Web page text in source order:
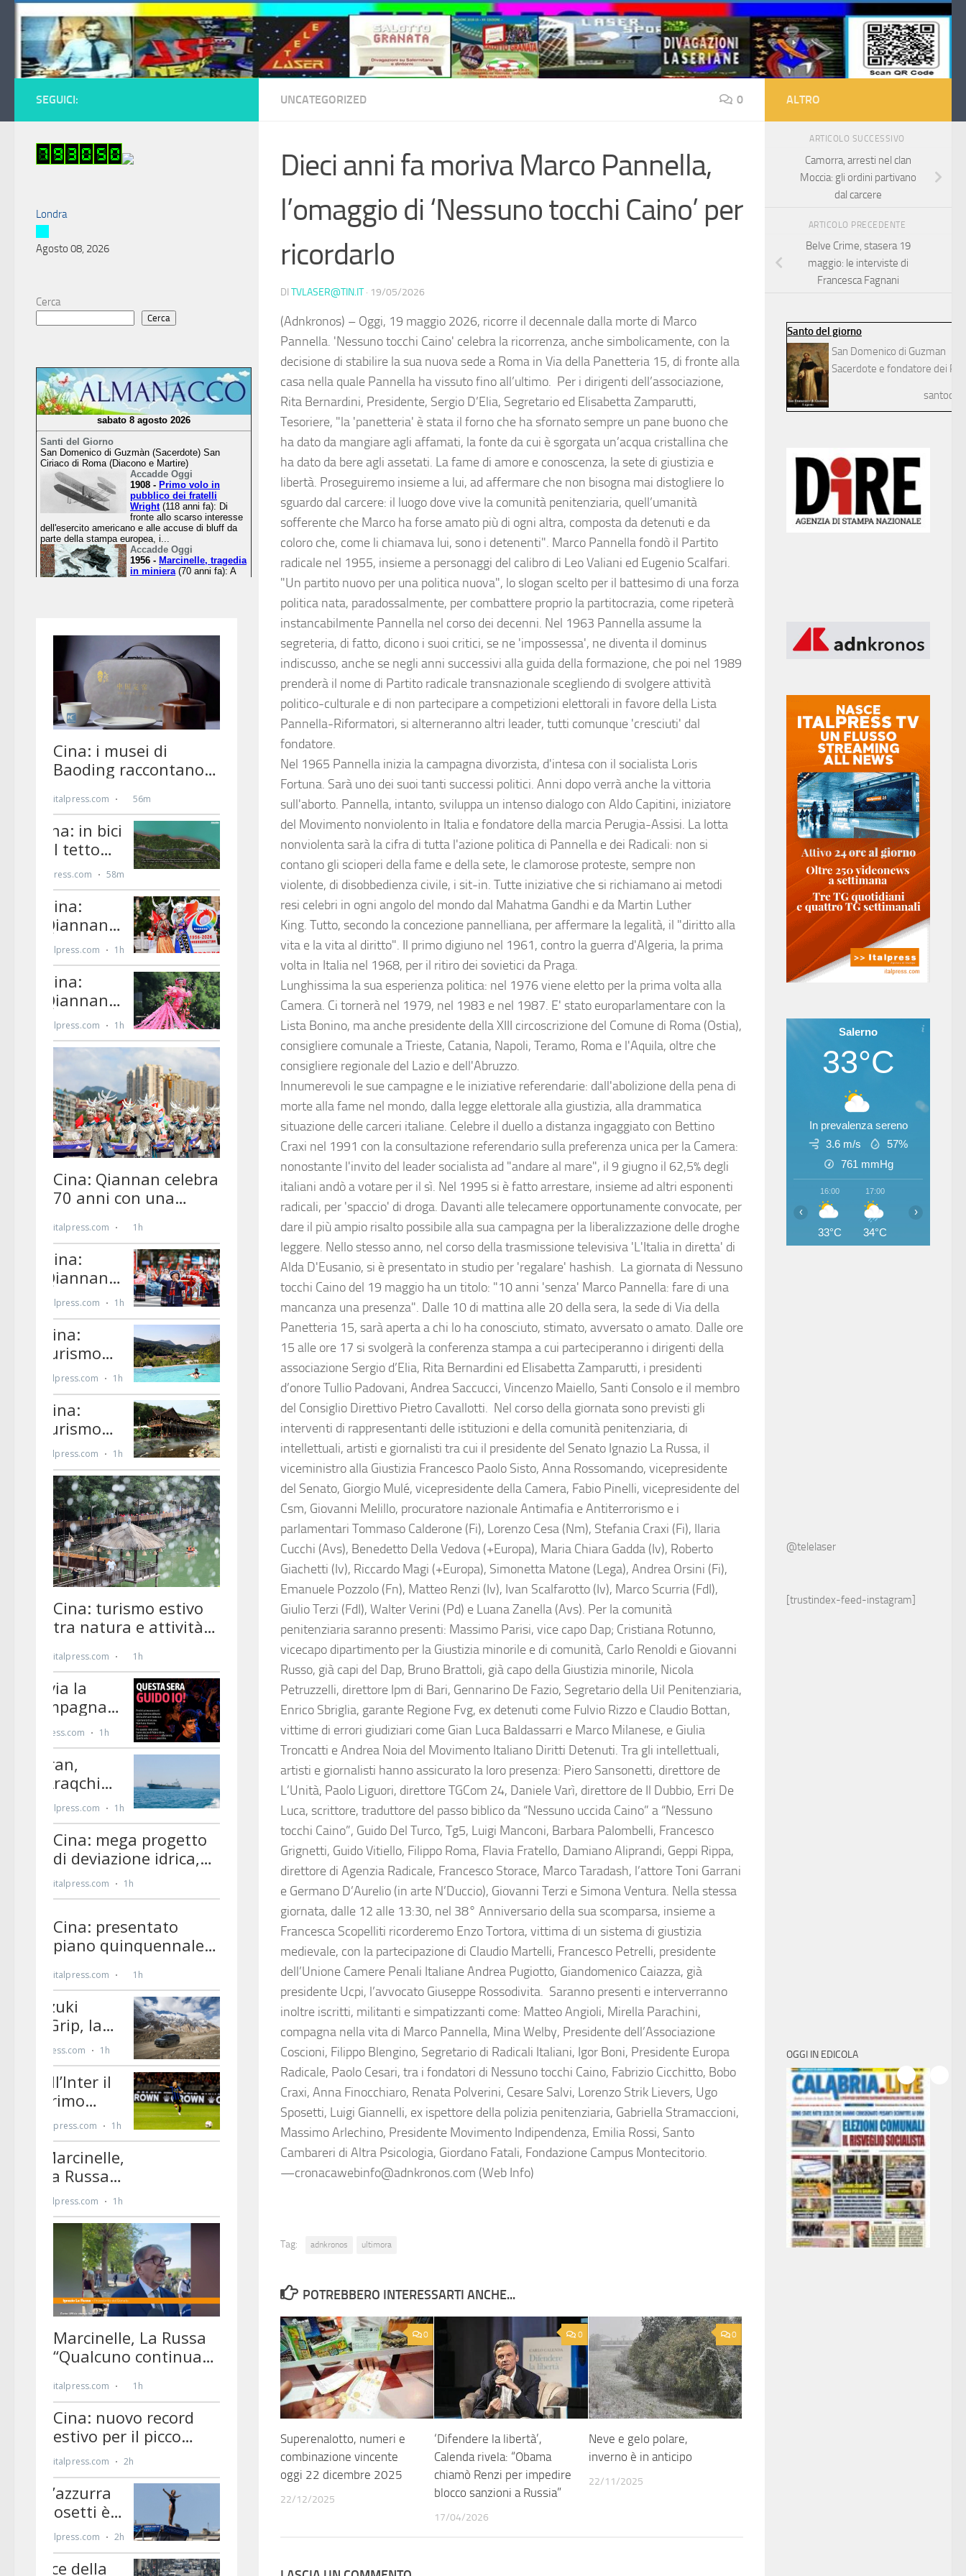
Salta al contenuto
UNCATEGORIZED 0
Dieci anni fa moriva Marco Pannella,
l’omaggio di ‘Nessuno tocchi Caino’ per
ricordarlo
DI TVLASER@TIN.IT · 19/05/2026
(Adnkronos) – Oggi, 19 maggio 2026, ricorre il decennale dalla morte di Marco
Pannella. 'Nessuno tocchi Caino' celebra la ricorrenza, anche simbolicamente, con la
decisione di stabilire la sua nuova sede a Roma in Via della Panetteria 15, di fronte alla
casa nella quale Pannella ha vissuto fino all’ultimo. Per i dirigenti dell’associazione,
Rita Bernardini, Presidente, Sergio D’Elia, Segretario ed Elisabetta Zamparutti,
Tesoriere, "la 'panetteria' è stata il forno che ha sfornato sempre un pane buono che
ha dato da mangiare agli affamati, la fonte da cui è sgorgata un’acqua cristallina che
ha dato da bere agli assetati. La fame di amore e conoscenza, la sete di giustizia e
libertà. Proseguiremo insieme a lui, ad affermare che non bisogna mai distogliere lo
sguardo dal carcere: il luogo dove vive la comunità penitenziaria, quell’umanità
sofferente che Marco ha forse amato più di ogni altra, composta da detenuti e da
coloro che, come li chiamava lui, sono i detenenti". Marco Pannella fondò il Partito
radicale nel 1955, insieme a personaggi del calibro di Leo Valiani ed Eugenio Scalfari.
"Un partito nuovo per una politica nuova", lo slogan scelto per il battesimo di una forza
politica nata, paradossalmente, per combattere proprio la partitocrazia, come ripeterà
instancabilmente Pannella nel corso dei decenni. Nel 1963 Pannella assume la
segreteria, di fatto, dicono i suoi critici, se ne 'impossessa', ne diventa il dominus
indiscusso, anche se negli anni successivi alla guida della formazione, che poi nel 1989
prenderà il nome di Partito radicale transnazionale scegliendo di svolgere attività
politico-culturale e di non partecipare a competizioni elettorali in favore della Lista
Pannella-Riformatori, si alterneranno altri leader, tutti comunque 'cresciuti' dal
fondatore.
Nel 1965 Pannella inizia la campagna divorzista, d'intesa con il socialista Loris
Fortuna. Sarà uno dei suoi tanti successi politici. Anni dopo verrà anche la vittoria
sull'aborto. Pannella, intanto, sviluppa un intenso dialogo con Aldo Capitini, iniziatore
del Movimento nonviolento in Italia e fondatore della marcia Perugia-Assisi. La lotta
nonviolenta sarà la cifra di tutta l'azione politica di Pannella e dei Radicali: non si
contano gli scioperi della fame e della sete, le clamorose proteste, sempre non
violente, di disobbedienza civile, i sit-in. Tutte iniziative che si richiamano ai metodi
resi celebri in ogni angolo del mondo dal Mahatma Gandhi e da Martin Luther
King. Tutto, secondo la concezione pannelliana, per affermare la legalità, il "diritto alla
vita e la vita al diritto". Il primo digiuno nel 1961, contro la guerra d'Algeria, la prima
volta in Italia nel 1968, per il ritiro dei sovietici da Praga.
Lunghissima la sua esperienza politica: nel 1976 viene eletto per la prima volta alla
Camera. Ci tornerà nel 1979, nel 1983 e nel 1987. E' stato europarlamentare con la
Lista Bonino, ma anche presidente della XIII circoscrizione del Comune di Roma (Ostia),
consigliere comunale a Trieste, Catania, Napoli, Teramo, Roma e l'Aquila, oltre che
consigliere regionale del Lazio e dell'Abruzzo.
Innumerevoli le sue campagne e le iniziative referendarie: dall'abolizione della pena di
morte alla fame nel mondo, dalla legge elettorale alla giustizia, alla drammatica
situazione delle carceri italiane. Celebre il duello a distanza ingaggiato con Bettino
Craxi nel 1991 con la consultazione referendario sulla preferenza unica per la Camera:
nonostante l'invito del leader socialista ad "andare al mare", il 9 giugno il 62,5% degli
italiani andò a votare per il sì. Nel 1995 si è fatto arrestare, insieme ad altri esponenti
radicali, per 'spaccio' di droga. Davanti alle telecamere opportunamente convocate, per
dare il più ampio risalto possibile alla sua campagna per la liberalizzazione delle droghe
leggere. Nello stesso anno, nel corso della trasmissione televisiva 'L'Italia in diretta' di
Alda D'Eusanio, si è presentato in studio per 'regalare' hashish. La giornata di Nessuno
tocchi Caino del 19 maggio ha un titolo: "10 anni 'senza' Marco Pannella: fare di una
mancanza una presenza". Dalle 10 di mattina alle 20 della sera, la sede di Via della
Panetteria 15, sarà aperta a chi lo ha conosciuto, stimato, avversato o amato. Dalle ore
15 alle ore 17 si svolgerà la conferenza stampa a cui parteciperanno i dirigenti della
associazione Sergio d’Elia, Rita Bernardini ed Elisabetta Zamparutti, i presidenti
d’onore Tullio Padovani, Andrea Saccucci, Vincenzo Maiello, Santi Consolo e il membro
del Consiglio Direttivo Pietro Cavallotti. Nel corso della giornata sono previsti gli
interventi di rappresentanti delle istituzioni e della comunità penitenziaria, di
intellettuali, artisti e giornalisti tra cui il presidente del Senato Ignazio La Russa, il
viceministro alla Giustizia Francesco Paolo Sisto, Anna Rossomando, vicepresidente
del Senato, Giorgio Mulé, vicepresidente della Camera, Fabio Pinelli, vicepresidente del
Csm, Giovanni Melillo, procuratore nazionale Antimafia e Antiterrorismo e i
parlamentari Tommaso Calderone (Fi), Lorenzo Cesa (Nm), Stefania Craxi (Fi), Ilaria
Cucchi (Avs), Benedetto Della Vedova (+Europa), Maria Chiara Gadda (Iv), Roberto
Giachetti (Iv), Riccardo Magi (+Europa), Simonetta Matone (Lega), Andrea Orsini (Fi),
Emanuele Pozzolo (Fn), Matteo Renzi (Iv), Ivan Scalfarotto (Iv), Marco Scurria (FdI),
Giulio Terzi (FdI), Walter Verini (Pd) e Luana Zanella (Avs). Per la comunità
penitenziaria saranno presenti: Massimo Parisi, vice capo Dap; Cristiana Rotunno,
vicecapo dipartimento per la Giustizia minorile e di comunità, Carlo Renoldi e Giovanni
Russo, già capi del Dap, Bruno Brattoli, già capo della Giustizia minorile, Nicola
Petruzzelli, direttore Ipm di Bari, Gennarino De Fazio, Segretario della Uil Penitenziaria,
Enrico Sbriglia, garante Regione Fvg, ex detenuti come Fulvio Rizzo e Claudio Bottan,
vittime di errori giudiziari come Gian Luca Baldassarri e Marco Milanese, e Giulia
Troncatti e Andrea Noia del Movimento Italiano Diritti Detenuti. Tra gli intellettuali,
artisti e giornalisti hanno assicurato la loro presenza: Piero Sansonetti, direttore de
L’Unità, Paolo Liguori, direttore TGCom 24, Daniele Varì, direttore de Il Dubbio, Erri De
Luca, scrittore, traduttore del passo biblico da “Nessuno uccida Caino” a “Nessuno
tocchi Caino”, Guido Del Turco, Tg5, Luigi Manconi, Barbara Palombelli, Francesco
Grignetti, Guido Vitiello, Filippo Roma, Flavia Fratello, Damiano Aliprandi, Geppi Rippa,
direttore di Agenzia Radicale, Francesco Storace, Marco Taradash, l’attore Toni Garrani
e Germano D’Aurelio (in arte N’Duccio), Giovanni Terzi e Simona Ventura. Nella stessa
giornata, dalle 12 alle 13:30, nel 38° Anniversario della sua scomparsa, insieme a
Francesca Scopelliti ricorderemo Enzo Tortora, vittima di un sistema di giustizia
medievale, con la partecipazione di Claudio Martelli, Francesco Petrelli, presidente
dell’Unione Camere Penali Italiane Andrea Pugiotto, Giandomenico Caiazza, già
presidente Ucpi, l’avvocato Giuseppe Rossodivita. Saranno presenti e interverranno
inoltre iscritti, militanti e simpatizzanti come: Matteo Angioli, Mirella Parachini,
compagna nella vita di Marco Pannella, Mina Welby, Presidente dell’Associazione
Coscioni, Filippo Blengino, Segretario di Radicali Italiani, Igor Boni, Presidente Europa
Radicale, Paolo Cesari, tra i fondatori di Nessuno tocchi Caino, Fabrizio Cicchitto, Bobo
Craxi, Anna Finocchiaro, Renata Polverini, Cesare Salvi, Lorenzo Strik Lievers, Ugo
Sposetti, Luigi Giannelli, ex ispettore della polizia penitenziaria, Gabriella Stramaccioni,
Massimo Arlechino, Presidente Movimento Indipendenza, Emilia Rossi, Santo
Cambareri di Altra Psicologia, Giordano Fatali, Fondazione Campus Montecitorio.
—cronacawebinfo@adnkronos.com (Web Info)
Tag: adnkronos ultimora
POTREBBERO INTERESSARTI ANCHE...
0
Superenalotto, numeri e
combinazione vincente
oggi 22 dicembre 2025
22/12/2025
0
‘Difendere la libertà’,
Calenda rivela: “Obama
chiamò Renzi per impedire
blocco sanzioni a Russia”
17/04/2026
0
Neve e gelo polare,
inverno è in anticipo
22/11/2025
SEGUICI:
Londra
Agosto 08, 2026
Cerca
Cerca
ALTRO
ARTICOLO SUCCESSIVO
Camorra, arresti nel clan
Moccia: gli ordini partivano
dal carcere
ARTICOLO PRECEDENTE
Belve Crime, stasera 19
maggio: le interviste di
Francesca Fagnani
Santo del giorno
San Domenico di Guzman
Sacerdote e fondatore dei
Salerno
33°C
In prevalenza sereno
3.6 m/s
57%
761 mmHg
16:00
33°C
17:00
34°C
‹ ›
@telelaser
[trustindex-feed-instagram]
OGGI IN EDICOLA